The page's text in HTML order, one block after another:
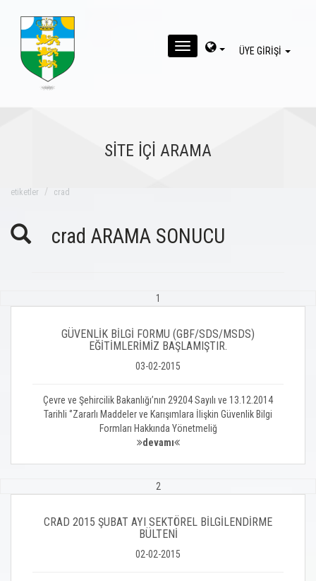
MENU ÜYE GİRİŞİ
SİTE İÇİ ARAMA
eti̇ketler crad
crad ARAMA SONUCU
1
GÜVENLİK BİLGİ FORMU (GBF/SDS/MSDS)
EĞİTİMLERİMİZ BAŞLAMIŞTIR.
03-02-2015
Çevre ve Şehircilik Bakanlığı’nın 29204 Sayılı ve 13.12.2014
Tarihli ‘’Zararlı Maddeler ve Karışımlara İlişkin Güvenlik Bilgi
Formları Hakkında Yönetmeliğ
devamı
2
CRAD 2015 ŞUBAT AYI SEKTÖREL BİLGİLENDİRME
BÜLTENİ
02-02-2015